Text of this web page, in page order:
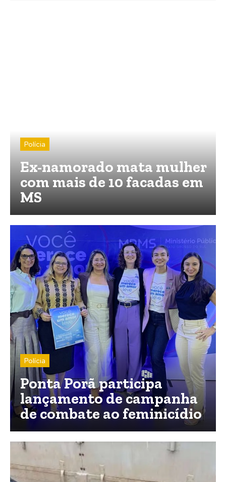
Polícia
Ex-namorado mata mulher
com mais de 10 facadas em
MS
Polícia
Ponta Porã participa
lançamento de campanha
de combate ao feminicídio